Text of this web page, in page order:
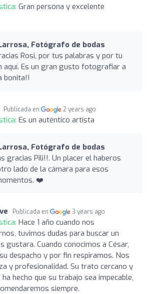
Gran persona y excelente
Fotógrafo de bodas
Rosi, por tus palabras y por tu
aquí. Es un gran gusto fotografiar a
bonita!!
Publicada en 2 years ago
Es un auténtico artista
Fotógrafo de bodas
gracias Pili!!. Un placer el haberos
lado de la cámara para esos
❤️
Publicada en 3 years ago
Hace 1 año cuando nos
tuvimos dudas para buscar un
Cuando conocimos a César,
despacho y por fin respiramos. Nos
y profesionalidad. Su trato cercano y
hecho que su trabajo sea impecable,
siempre.